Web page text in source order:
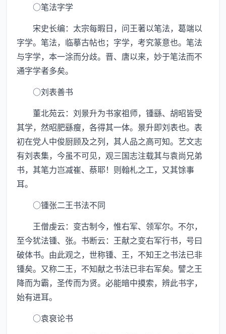
○笔法字学
宋史长编：太宗每暇日，问王著以笔法，葛端以
字学。笔法，临摹古帖也；字学，考究篆意也。笔法
与字学，本一涂而分歧。晋、唐以来，妙于笔法而不
通字学者多矣。
○刘表善书
董北苑云：刘景升为书家祖师，锺繇、胡昭皆受
其学，然昭肥繇瘦，各得其一体。景升即刘表也。表
初在党人中俊厨顾及之列，其人品之高可知。艺文志
有刘表集，今虽不可见，观三国志注载其与袁尚兄弟
书，其笔力岂减崔、蔡耶！则翰札之工，又其馀事
耳。
○锺张二王书法不同
王僧虔云：变古制今，惟右军、领军尔。不尔，
至今犹法锺、张。书断云：王献之变右军行书，号曰
破体书。由此观之，世称锺、王，不知王之书法已非
锺矣。又称二王，不知献之书法已非右军矣。譬之王
降而为霸，圣传而为贤。必能暗中摸索，辨此书字，
始有进耳。
○袁裒论书